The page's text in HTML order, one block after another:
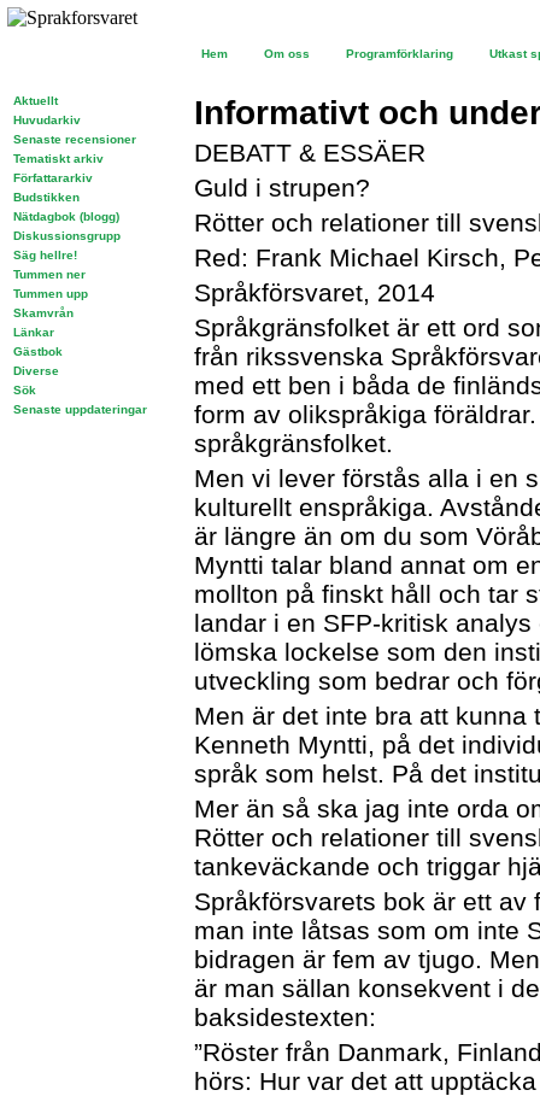
Hem Om oss Programförklaring Utkast
Aktuellt
Huvudarkiv
Senaste recensioner
Tematiskt arkiv
Författararkiv
Budstikken
Nätdagbok (blogg)
Diskussionsgrupp
Säg hellre!
Tummen ner
Tummen upp
Skamvrån
Länkar
Gästbok
Diverse
Sök
Senaste uppdateringar
Informativt och
DEBATT & ESSÄER
Guld i strupen?
Rötter och relationer till
Red: Frank Michael Kirsch,
Språkförsvaret, 2014
Språkgränsfolket är ett ord
från rikssvenska
med ett ben i båda de
form av olikspråkiga
språkgränsfolket.
Men vi lever förstås alla i en
kulturellt enspråkiga.
är längre än om du som
Myntti talar bland annat om
mollton på finskt håll och tar
landar i en SFP-kritisk
lömska lockelse som den
utveckling som bedrar och
Men är det inte bra att
Kenneth Myntti, på det
språk som helst. På det
Mer än så ska jag inte orda
Rötter och relationer till
tankeväckande och triggar
Språkförsvarets bok är ett
man inte låtsas som om inte
bidragen är fem av tjugo.
är man sällan konsekvent i
baksidestexten:
”Röster från Danmark,
hörs: Hur var det att